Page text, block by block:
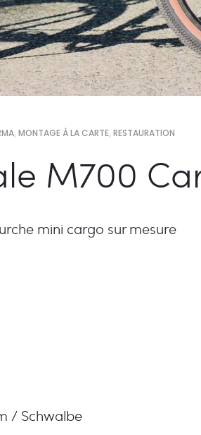
, MONTAGE À LA CARTE, RESTAURATION
M700
mini cargo sur mesure
/ Schwalbe